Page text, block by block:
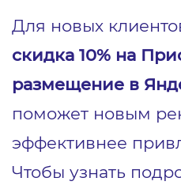
Для новых
скидка 10% на
размещение в
поможет новым
эффективнее
Чтобы узнать